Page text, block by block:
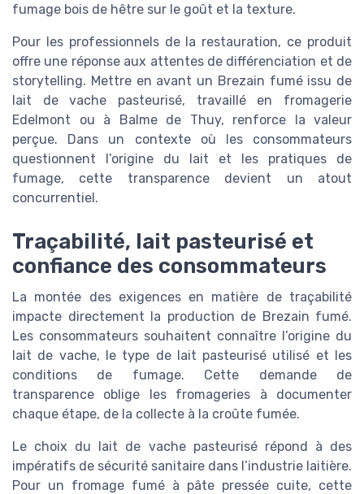
fumage bois de hêtre sur le goût et la texture.
Pour les professionnels de la restauration, ce produit
offre une réponse aux attentes de différenciation et de
storytelling. Mettre en avant un Brezain fumé issu de
lait de vache pasteurisé, travaillé en fromagerie
Edelmont ou à Balme de Thuy, renforce la valeur
perçue. Dans un contexte où les consommateurs
questionnent l’origine du lait et les pratiques de
fumage, cette transparence devient un atout
concurrentiel.
Traçabilité, lait pasteurisé et
confiance des consommateurs
La montée des exigences en matière de traçabilité
impacte directement la production de Brezain fumé.
Les consommateurs souhaitent connaître l’origine du
lait de vache, le type de lait pasteurisé utilisé et les
conditions de fumage. Cette demande de
transparence oblige les fromageries à documenter
chaque étape, de la collecte à la croûte fumée.
Le choix du lait de vache pasteurisé répond à des
impératifs de sécurité sanitaire dans l’industrie laitière.
Pour un fromage fumé à pâte pressée cuite, cette